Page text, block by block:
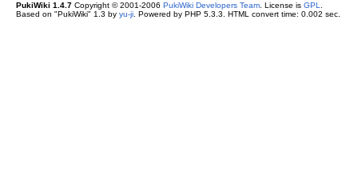
PukiWiki 1.4.7Copyright © 2001-2006 PukiWiki Developers Team. License is GPL
Based on "PukiWiki" 1.3 by yu-ji. Powered by PHP 5.3.3. HTML convert time: 0.002 sec.